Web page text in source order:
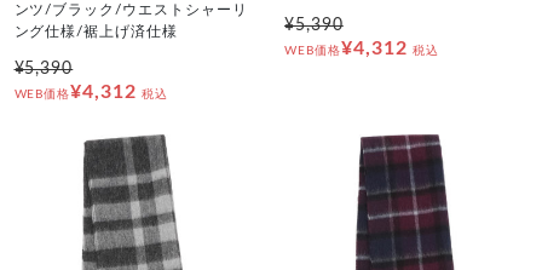
ンツ/ブラック/ウエストシャーリ
ング仕様/裾上げ済仕様
¥5,390
WEB価格¥4,312 税込
¥5,390
WEB価格¥4,312 税込